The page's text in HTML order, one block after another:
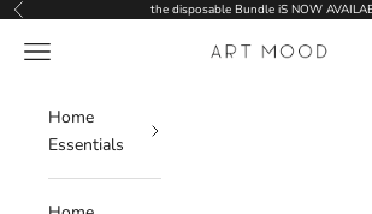
Skip to content
Previous the disposable Bundle iS NOW
ART MOOD
Navigation menu
Home
Essentials